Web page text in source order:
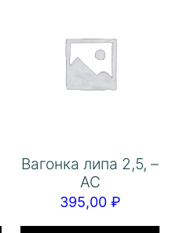
Вагонка липа 2,5, –
АС
395,00 ₽